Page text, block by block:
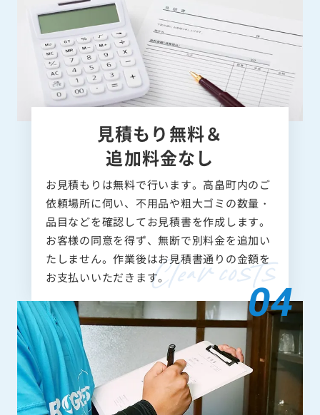
見積もり無料＆
追加料金なし
お見積もりは無料で行います。高畠町内のご
依頼場所に伺い、不用品や粗大ゴミの数量・
品目などを確認してお見積書を作成します。
お客様の同意を得ず、無断で別料金を追加い
たしません。作業後はお見積書通りの金額を
お支払いいただきます。